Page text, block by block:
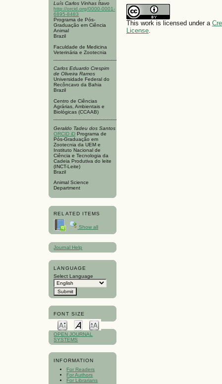
Luís Carlos Vinhas Ítavo
http://orcid.org/0000-0001-
6895-8483
Programa de Pós-
Graduação em Ciência
Animal
Brazil
Faculdade de Medicina
Veterinária e Zootecnia
Carlos Eduardo Crespim
de Oliveira Ramos
Universidade Federal do
Recôncavo da Bahia
Brazil
Centro de Ciências
Agrárias, Ambientais e
Biológicas (CCAAB)
Geraldo Tadeu dos Santos
ORCID iD Programa de
Pós-Graduação em
Zootecnia da UEM e
Instituto Nacional de
Ciência e Tecnologia da
Cadeia Produtiva do leite
(INCT-Leite)
Brazil
Animal Science
Department
RELATED ITEMS
Show all
Journal Help
LANGUAGE
Select Language
FONT SIZE
OPEN JOURNAL
SYSTEMS
INFORMATION
For Readers
For Authors
For Librarians
This work is licensed under a
License.